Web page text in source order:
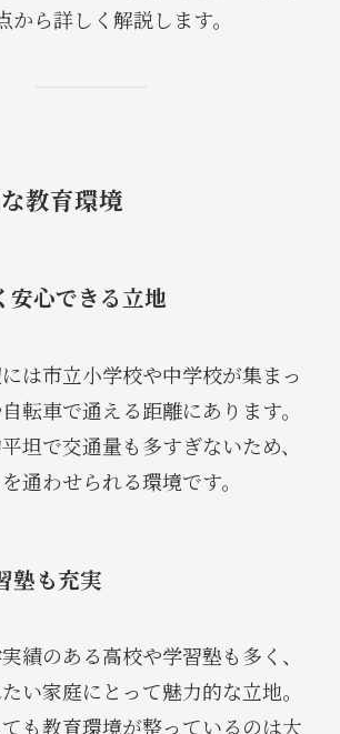
ら詳しく解説します。
教育環境
安心できる立地
は市立小学校や中学校が集まっ
転車で通える距離にあります。
坦で交通量も多すぎないため、
通わせられる環境です。
塾も充実
績のある高校や学習塾も多く、
い家庭にとって魅力的な立地。
も教育環境が整っているのは大